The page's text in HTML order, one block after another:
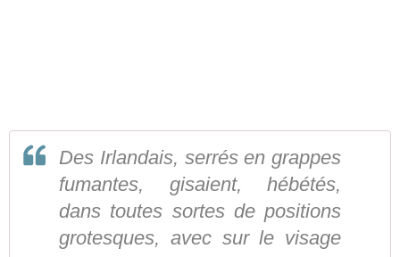
Des Irlandais, serrés en grappes
fumantes, gisaient, hébétés,
dans toutes sortes de positions
grotesques, avec sur le visage